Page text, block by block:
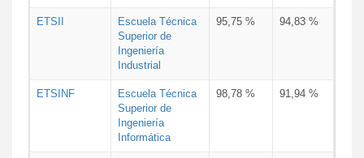
ETSII
Escuela Técnica
Superior de
Ingeniería
Industrial
95,75 % 94,83 %
ETSINF
Escuela Técnica
Superior de
Ingeniería
Informática
98,78 % 91,94 %